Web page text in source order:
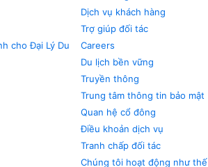
cho Đại Lý Du
Dịch vụ khách hàng
Trợ giúp đối tác
Careers
Du lịch bền vững
Truyền thông
Trung tâm thông tin bảo mật
Quan hệ cổ đông
Điều khoản dịch vụ
Tranh chấp đối tác
Chúng tôi hoạt động như thế